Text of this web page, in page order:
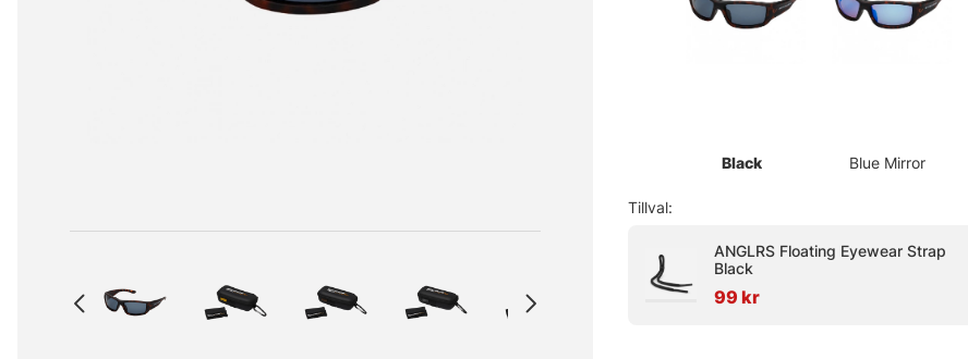
Black Blue Mirror
Tillval:
ANGLRS Floating Eyewear Strap
Black
99 kr